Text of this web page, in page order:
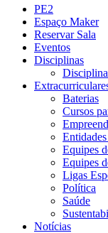
PE2
Espaço Maker
Reservar Sala
Eventos
Disciplinas
Baterias
Cursos
Equipes
Equipes
Ligas
Política
Saúde
Notícias